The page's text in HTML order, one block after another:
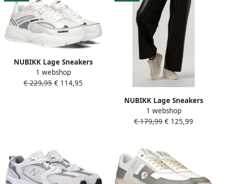
NUBIKK Lage Sneakers
Dames Comet Runner Maat:
37 Materiaal: Suède Kleur:
1 webshop
€ 229,95 € 114,95
NUBIKK Lage Sneakers
Dames Vince Tora Dames
Maat: 41 Materiaal: Nubuck
1 webshop
€ 179,99 € 125,99